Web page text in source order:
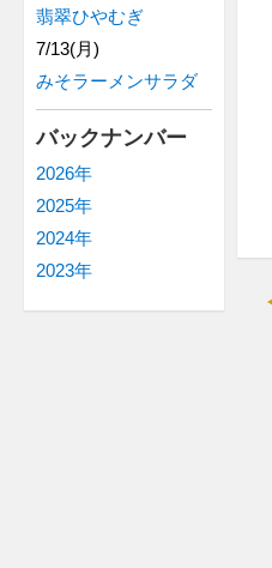
翡翠ひやむぎ
7/13(月)
みそラーメンサラダ
バックナンバー
2026年
2025年
2024年
2023年